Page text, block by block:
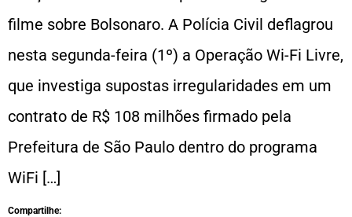
filme sobre Bolsonaro. A Polícia Civil deflagrou
nesta segunda-feira (1º) a Operação Wi-Fi Livre,
que investiga supostas irregularidades em um
contrato de R$ 108 milhões firmado pela
Prefeitura de São Paulo dentro do programa
WiFi […]
Compartilhe: